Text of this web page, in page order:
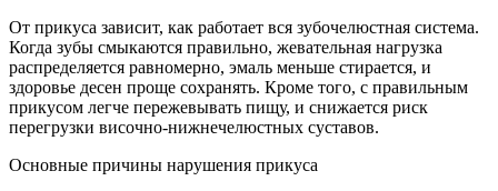
От прикуса зависит, как работает вся зубочелюстная система.
Когда зубы смыкаются правильно, жевательная нагрузка
распределяется равномерно, эмаль меньше стирается, и
здоровье десен проще сохранять. Кроме того, с правильным
прикусом легче пережевывать пищу, и снижается риск
перегрузки височно-нижнечелюстных суставов.
Основные причины нарушения прикуса